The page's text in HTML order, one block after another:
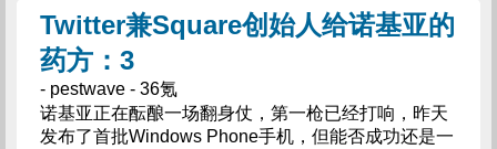
Twitter兼Square创始人给诺基亚的
药方：3
- pestwave - 36氪
诺基亚正在酝酿一场翻身仗，第一枪已经打响，昨天
发布了首批Windows Phone手机，但能否成功还是一